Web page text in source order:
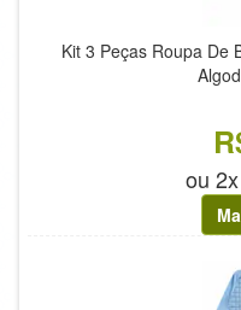
Kit 3 Peças Roupa De
ou